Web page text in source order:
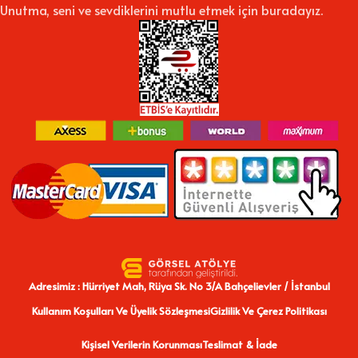
Unutma, seni ve sevdiklerini mutlu etmek için buradayız.
Adresimiz : Hürriyet Mah, Rüya Sk. No 3/A Bahçelievler / İstanbul
Kullanım Koşulları Ve Üyelik SözleşmesiGizlilik Ve Çerez Politikası
Kişisel Verilerin KorunmasıTeslimat & İade